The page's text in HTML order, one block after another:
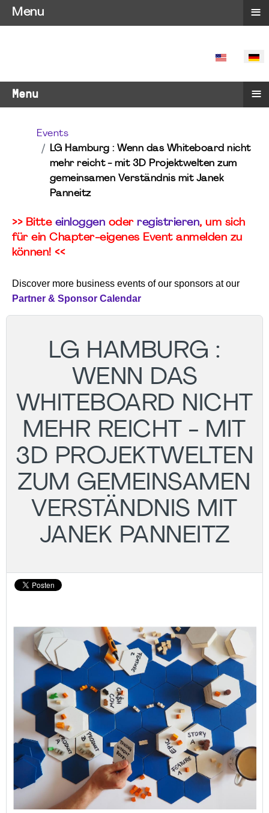
SPRACHE
Menu ≡
Events
LG Hamburg : Wenn das Whiteboard nicht
mehr reicht - mit 3D Projektwelten zum
gemeinsamen Verständnis mit Janek
Panneitz
>> Bitte einloggen oder registrieren, um sich
für ein Chapter-eigenes Event anmelden zu
können! <<
Discover more business events of our sponsors at our
Partner & Sponsor Calendar
LG HAMBURG :
WENN DAS
WHITEBOARD NICHT
MEHR REICHT - MIT
3D PROJEKTWELTEN
ZUM GEMEINSAMEN
VERSTÄNDNIS MIT
JANEK PANNEITZ
Menu ≡